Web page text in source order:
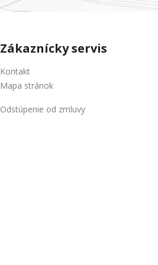
Zákaznícky servis
Kontakt
Mapa stránok
Odstúpenie od zmluvy